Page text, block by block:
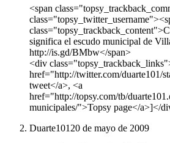
<span
significa el escudo municipal de
http://is.gd/BMbw</span>
<div
href="http://twitter.com/duarte101/
tweet</a>, <a
href="http://topsy.com/tb/
municipales/">Topsy page</a>]</
Duarte101 20 de mayo de 2009